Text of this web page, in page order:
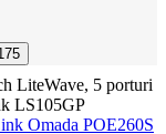
LiteWave, 5 porturi
LS105GP